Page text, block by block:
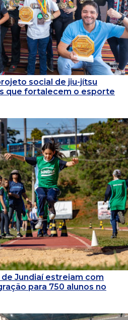
social de jiu-jítsu
que fortalecem o esporte
Jundiaí estreiam com
para 750 alunos no